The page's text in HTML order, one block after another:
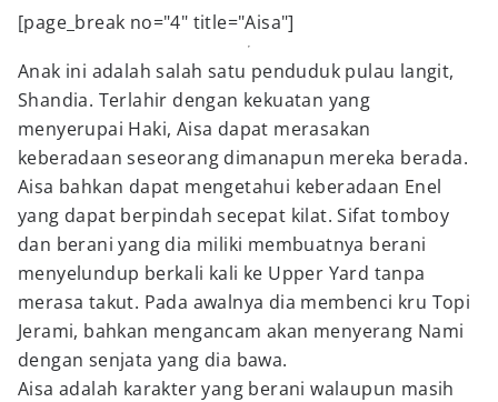
[page_break no="4" title="Aisa"]
Anak ini adalah salah satu penduduk pulau langit,
Shandia. Terlahir dengan kekuatan yang
menyerupai Haki, Aisa dapat merasakan
keberadaan seseorang dimanapun mereka berada.
Aisa bahkan dapat mengetahui keberadaan Enel
yang dapat berpindah secepat kilat. Sifat tomboy
dan berani yang dia miliki membuatnya berani
menyelundup berkali kali ke Upper Yard tanpa
merasa takut. Pada awalnya dia membenci kru Topi
Jerami, bahkan mengancam akan menyerang Nami
dengan senjata yang dia bawa.
Aisa adalah karakter yang berani walaupun masih